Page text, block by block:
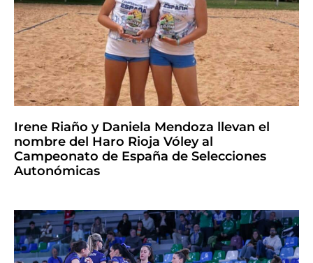
Irene Riaño y Daniela Mendoza llevan el
nombre del Haro Rioja Vóley al
Campeonato de España de Selecciones
Autonómicas